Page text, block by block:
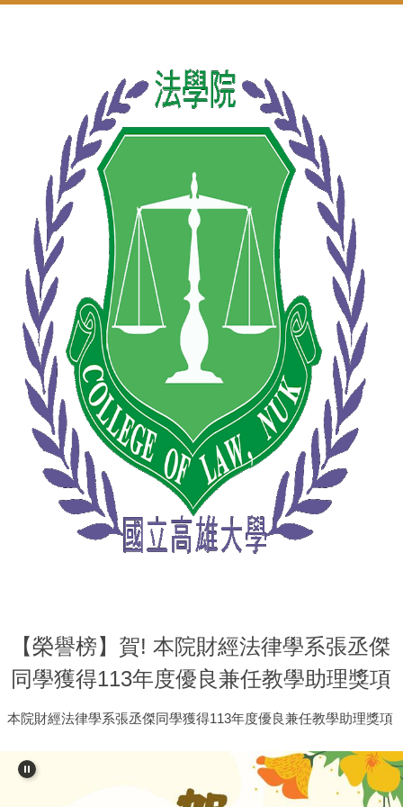
【榮譽榜】賀! 本院財經法律學系張丞傑
同學獲得113年度優良兼任教學助理獎項
本院財經法律學系張丞傑同學獲得113年度優良兼任教學助理獎項